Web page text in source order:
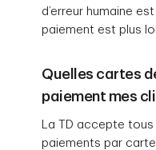
d’erreur humaine
paiement est plus
Quelles cartes
paiement mes
La TD accepte
paiements par